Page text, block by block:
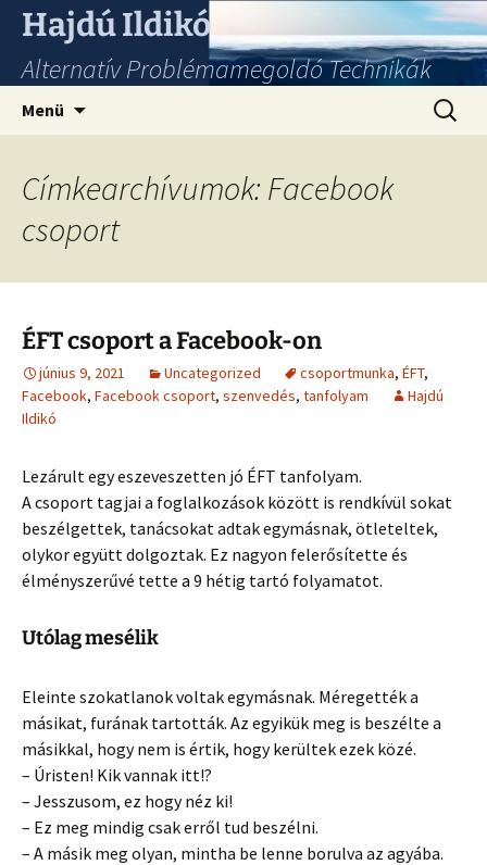
Hajdú Ildikó
Alternatív Problémamegoldó Technikák
Menü
Címkearchívumok: Facebook
csoport
ÉFT csoport a Facebook-on
június 9, 2021 Uncategorized csoportmunka, ÉFT,
Facebook, Facebook csoport, szenvedés, tanfolyam
Hajdú
Ildikó
Lezárult egy eszeveszetten jó ÉFT tanfolyam.
A csoport tagjai a foglalkozások között is rendkívül sokat
beszélgettek, tanácsokat adtak egymásnak, ötleteltek,
olykor együtt dolgoztak. Ez nagyon felerősítette és
élményszerűvé tette a 9 hétig tartó folyamatot.
Utólag mesélik
Eleinte szokatlanok voltak egymásnak. Méregették a
másikat, furának tartották. Az egyikük meg is beszélte a
másikkal, hogy nem is értik, hogy kerültek ezek közé.
– Úristen! Kik vannak itt!?
– Jesszusom, ez hogy néz ki!
– Ez meg mindig csak erről tud beszélni.
– A másik meg olyan, mintha be lenne borulva az agyába.